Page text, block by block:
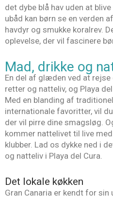
det dybe blå hav uden at
ubåd kan børn se en verden
havdyr og smukke koralrev.
oplevelse, der vil fascinere
Mad, drikke og
En del af glæden ved at
retter og natteliv, og Playa
Med en blanding af
internationale favoritter, vil
der vil pirre dine smagsløg.
kommer nattelivet til live
klubber. Lad os dykke ned i
og natteliv i Playa del Cura.
Det lokale køkken
Gran Canaria er kendt for sin